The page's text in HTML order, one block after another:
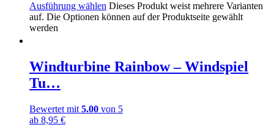
Ausführung wählen Dieses Produkt weist mehrere Varianten
auf. Die Optionen können auf der Produktseite gewählt
werden
Windturbine Rainbow – Windspiel
Tu…
Bewertet mit 5.00 von 5
ab 8,95 €